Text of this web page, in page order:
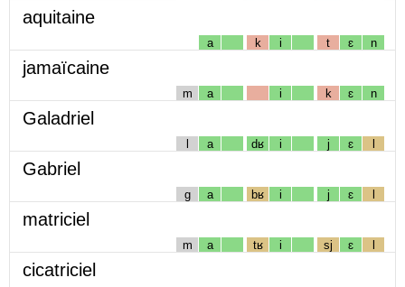
aquitaine
a k i t ɛ n
jamaïcaine
m a i k ɛ n
Galadriel
l a dʁ i j ɛ l
Gabriel
g a bʁ i j ɛ l
matriciel
m a tʁ i sj ɛ l
cicatriciel